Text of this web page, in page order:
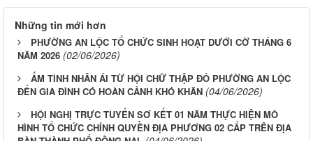
Những tin mới hơn
PHƯỜNG AN LỘC TỔ CHỨC SINH HOẠT DƯỚI CỜ THÁNG 6
NĂM 2026 (02/06/2026)
ẤM TÌNH NHÂN ÁI TỪ HỘI CHỮ THẬP ĐỎ PHƯỜNG AN LỘC
ĐẾN GIA ĐÌNH CÓ HOÀN CẢNH KHÓ KHĂN (04/06/2026)
HỘI NGHỊ TRỰC TUYẾN SƠ KẾT 01 NĂM THỰC HIỆN MÔ
HÌNH TỔ CHỨC CHÍNH QUYỀN ĐỊA PHƯƠNG 02 CẤP TRÊN ĐỊA